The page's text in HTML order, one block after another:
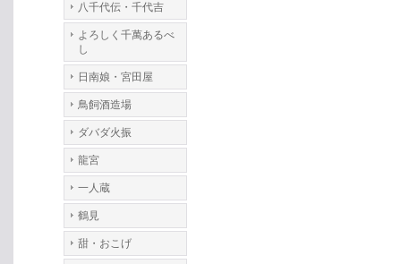
八千代伝・千代吉
よろしく千萬あるべ
し
日南娘・宮田屋
鳥飼酒造場
ダバダ火振
龍宮
一人蔵
鶴見
甜・おこげ